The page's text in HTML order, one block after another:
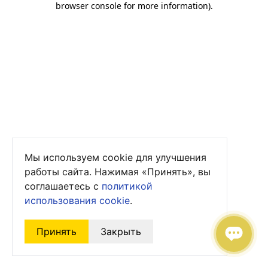
browser console for more information).
Мы используем cookie для улучшения
работы сайта. Нажимая «Принять», вы
соглашаетесь с политикой
использования cookie.
Принять Закрыть